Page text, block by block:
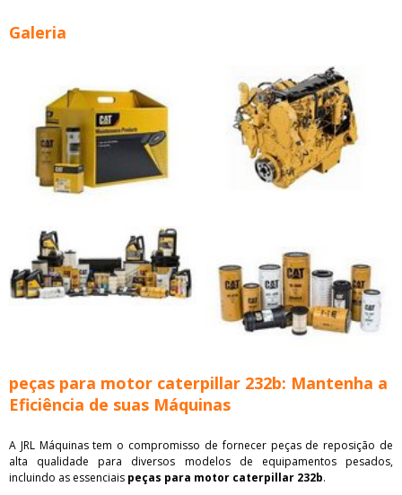
Galeria
peças para motor caterpillar 232b: Mantenha a
Eficiência de suas Máquinas
A JRL Máquinas tem o compromisso de fornecer peças de reposição de
alta qualidade para diversos modelos de equipamentos pesados,
incluindo as essenciais peças para motor caterpillar 232b.